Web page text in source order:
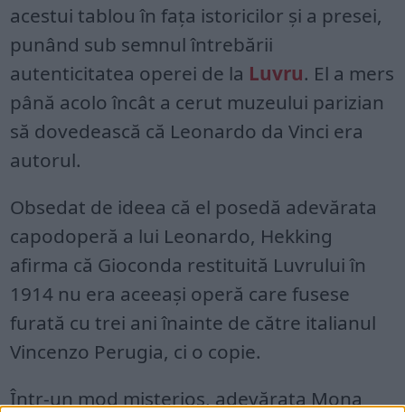
acestui tablou în fața istoricilor și a presei,
punând sub semnul întrebării
autenticitatea operei de la Luvru. El a mers
până acolo încât a cerut muzeului parizian
să dovedească că Leonardo da Vinci era
autorul.
Obsedat de ideea că el posedă adevărata
capodoperă a lui Leonardo, Hekking
afirma că Gioconda restituită Luvrului în
1914 nu era aceeași operă care fusese
furată cu trei ani înainte de către italianul
Vincenzo Perugia, ci o copie.
Într-un mod misterios, adevărata Mona